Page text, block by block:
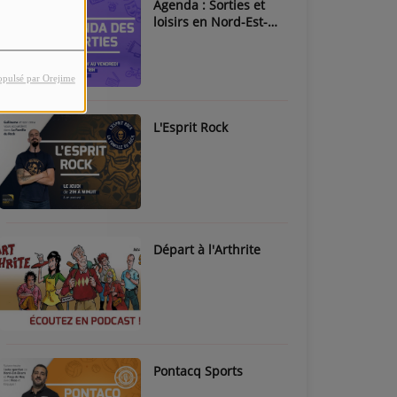
par Orejime
Agenda : Sorties et
loisirs en Nord-Est-
L'Esprit Rock
Départ à l'Arthrite
Pontacq Sports